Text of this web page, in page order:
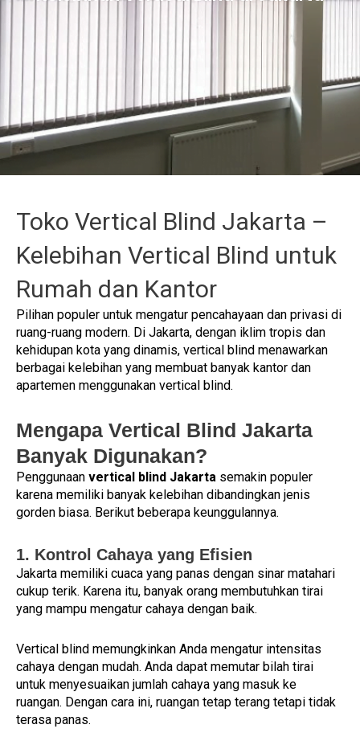
Toko Vertical Blind Jakarta –
Kelebihan Vertical Blind untuk
Rumah dan Kantor
Pilihan populer untuk mengatur pencahayaan dan privasi di
ruang-ruang modern. Di Jakarta, dengan iklim tropis dan
kehidupan kota yang dinamis, vertical blind menawarkan
berbagai kelebihan yang membuat banyak kantor dan
apartemen menggunakan vertical blind.
Mengapa Vertical Blind Jakarta
Banyak Digunakan?
Penggunaan vertical blind Jakarta semakin populer
karena memiliki banyak kelebihan dibandingkan jenis
gorden biasa. Berikut beberapa keunggulannya.
1. Kontrol Cahaya yang Efisien
Jakarta memiliki cuaca yang panas dengan sinar matahari
cukup terik. Karena itu, banyak orang membutuhkan tirai
yang mampu mengatur cahaya dengan baik.
Vertical blind memungkinkan Anda mengatur intensitas
cahaya dengan mudah. Anda dapat memutar bilah tirai
untuk menyesuaikan jumlah cahaya yang masuk ke
ruangan. Dengan cara ini, ruangan tetap terang tetapi tidak
terasa panas.